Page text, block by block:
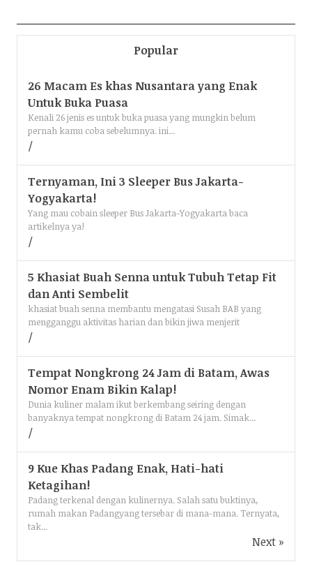
Popular
26 Macam Es khas Nusantara yang Enak
Untuk Buka Puasa
Kenali 26 jenis es untuk buka puasa yang mungkin belum
pernah kamu coba sebelumnya. ini...
Ternyaman, Ini 3 Sleeper Bus Jakarta-
Yogyakarta!
Yang mau cobain sleeper Bus Jakarta-Yogyakarta baca
artikelnya ya!
5 Khasiat Buah Senna untuk Tubuh Tetap Fit
dan Anti Sembelit
khasiat buah senna membantu mengatasi Susah BAB yang
mengganggu aktivitas harian dan bikin jiwa menjerit
Tempat Nongkrong 24 Jam di Batam, Awas
Nomor Enam Bikin Kalap!
Dunia kuliner malam ikut berkembang seiring dengan
banyaknya tempat nongkrong di Batam 24 jam. Simak...
9 Kue Khas Padang Enak, Hati-hati
Ketagihan!
Padang terkenal dengan kulinernya. Salah satu buktinya,
rumah makan Padangyang tersebar di mana-mana. Ternyata,
tak...
Next »